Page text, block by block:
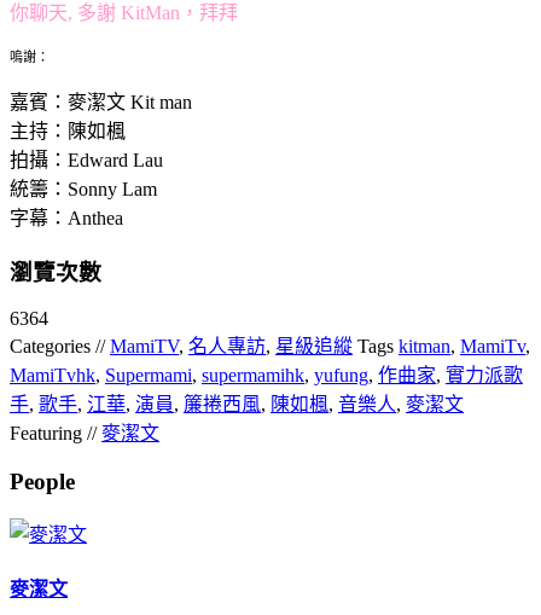
你聊天, 多謝 KitMan，拜拜
嗚謝：
嘉賓：麥潔文 Kit man
主持：陳如楓
拍攝：Edward Lau
統籌：Sonny Lam
字幕：Anthea
瀏覽次數
6364
Categories //MamiTV, 名人專訪, 星級追縱 Tags kitman, MamiTv,
MamiTvhk, Supermami, supermamihk, yufung, 作曲家, 實力派歌
手, 歌手, 江華, 演員, 簾捲西風, 陳如楓, 音樂人, 麥潔文
Featuring //麥潔文
People
麥潔文